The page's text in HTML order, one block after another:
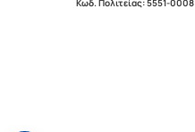
Κωδ. Πολιτείας:5551-0008